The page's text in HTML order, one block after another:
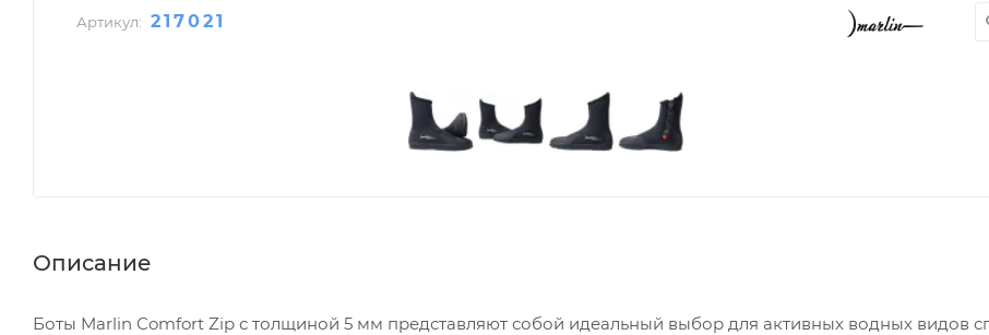
Артикул: 217021
Описание
Боты Marlin Comfort Zip с толщиной 5 мм представляют собой идеальный выбор для активных водных видов